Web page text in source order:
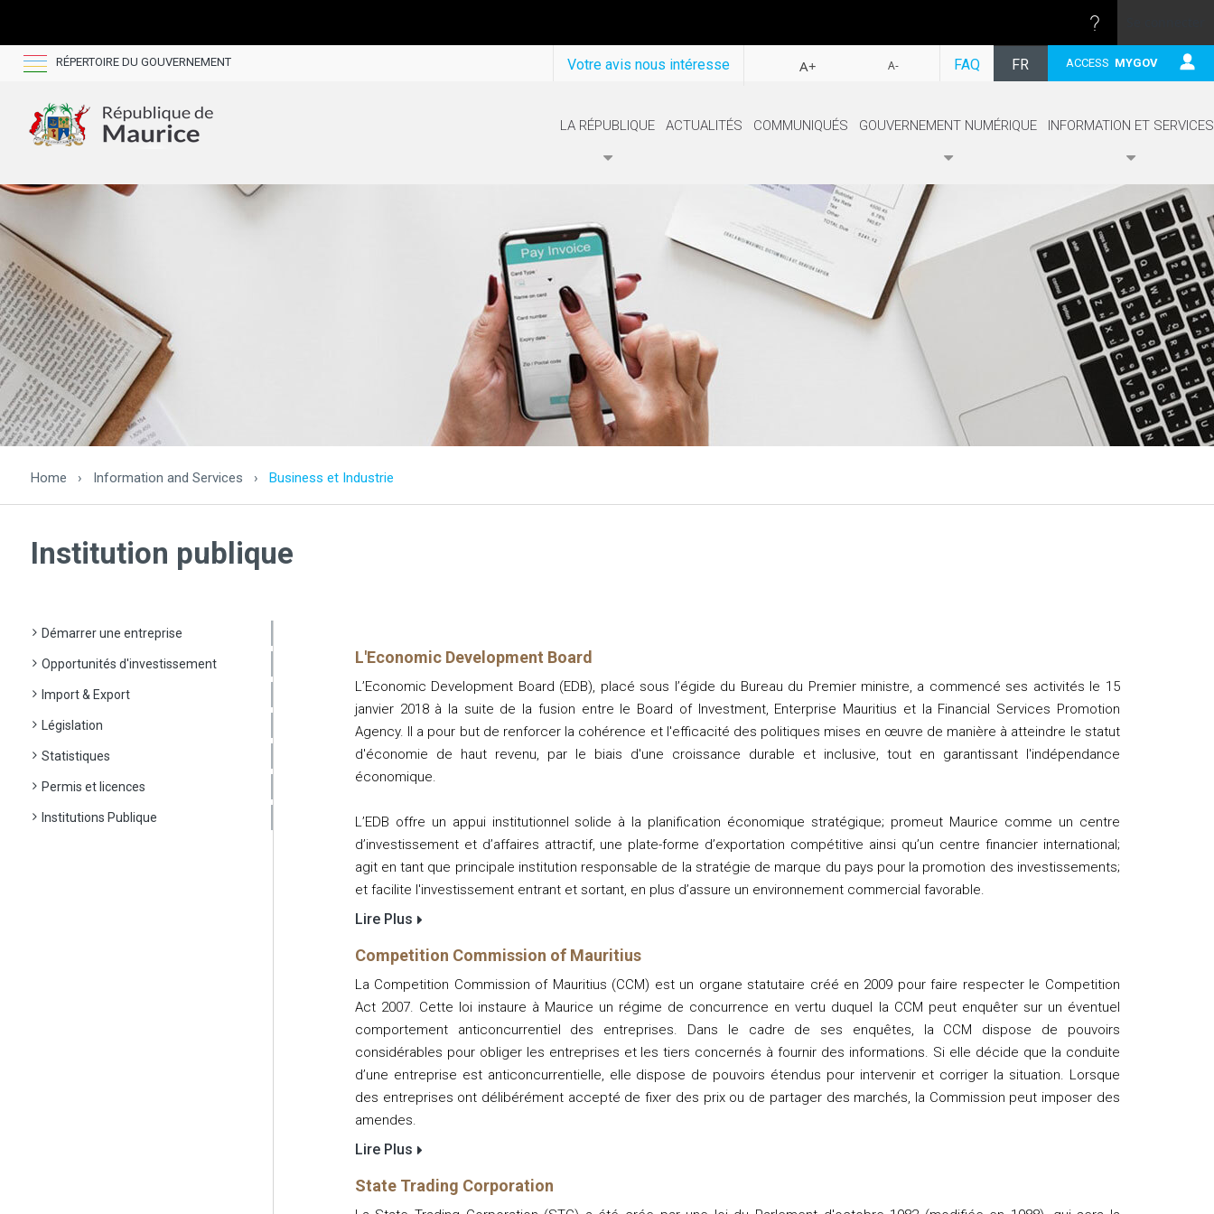
SUIVRE
RÉPERTOIRE DU GOUVERNEMENT ACCESS MYGOV
FR
FAQ
A+ A-
Votre avis nous intéresse
LA RÉPUBLIQUE ACTUALITÉS COMMUNIQUÉS GOUVERNEMENT NUMÉRIQUE INFORMATION ET SERVICES
Home › Information and Services › Business et Industrie
Institution publique
Démarrer une entreprise
Opportunités d'investissement
Import & Export
Législation
Statistiques
Permis et licences
Institutions Publique
L'Economic Development Board
L’Economic Development Board (EDB), placé sous l’égide du Bureau du Premier ministre, a commencé ses activités le 15
janvier 2018 à la suite de la fusion entre le Board of Investment, Enterprise Mauritius et la Financial Services Promotion
Agency. Il a pour but de renforcer la cohérence et l'efficacité des politiques mises en œuvre de manière à atteindre le statut
d'économie de haut revenu, par le biais d'une croissance durable et inclusive, tout en garantissant l'indépendance
économique.
L’EDB offre un appui institutionnel solide à la planification économique stratégique; promeut Maurice comme un centre
d’investissement et d’affaires attractif, une plate-forme d’exportation compétitive ainsi qu’un centre financier international;
agit en tant que principale institution responsable de la stratégie de marque du pays pour la promotion des investissements;
et facilite l'investissement entrant et sortant, en plus d’assure un environnement commercial favorable.
Lire Plus
Competition Commission of Mauritius
La Competition Commission of Mauritius (CCM) est un organe statutaire créé en 2009 pour faire respecter le Competition
Act 2007. Cette loi instaure à Maurice un régime de concurrence en vertu duquel la CCM peut enquêter sur un éventuel
comportement anticoncurrentiel des entreprises. Dans le cadre de ses enquêtes, la CCM dispose de pouvoirs
considérables pour obliger les entreprises et les tiers concernés à fournir des informations. Si elle décide que la conduite
d’une entreprise est anticoncurrentielle, elle dispose de pouvoirs étendus pour intervenir et corriger la situation. Lorsque
des entreprises ont délibérément accepté de fixer des prix ou de partager des marchés, la Commission peut imposer des
amendes.
Lire Plus
State Trading Corporation